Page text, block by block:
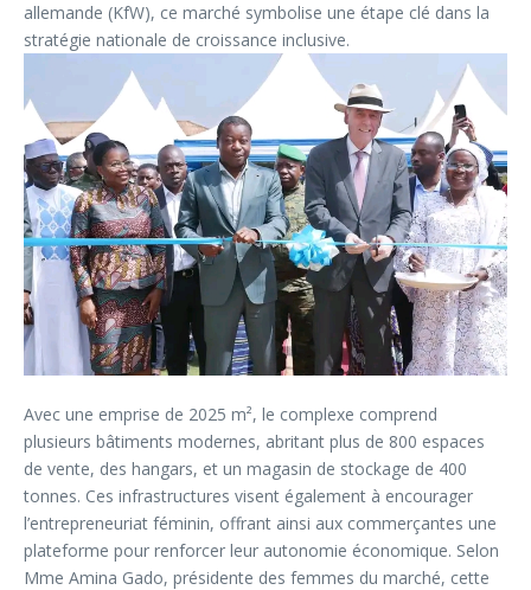
allemande (KfW), ce marché symbolise une étape clé dans la
stratégie nationale de croissance inclusive.
Avec une emprise de 2025 m², le complexe comprend
plusieurs bâtiments modernes, abritant plus de 800 espaces
de vente, des hangars, et un magasin de stockage de 400
tonnes. Ces infrastructures visent également à encourager
l’entrepreneuriat féminin, offrant ainsi aux commerçantes une
plateforme pour renforcer leur autonomie économique. Selon
Mme Amina Gado, présidente des femmes du marché, cette